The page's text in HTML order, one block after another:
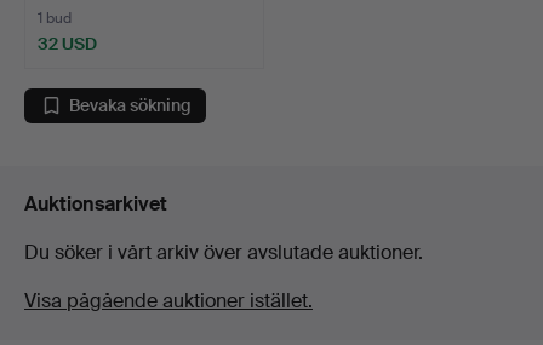
1 bud
32 USD
Bevaka sökning
Auktionsarkivet
Du söker i vårt arkiv över avslutade auktioner.
Visa pågående auktioner istället.